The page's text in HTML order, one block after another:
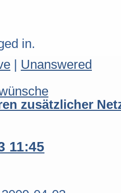
in.
Unanswered
zusätzlicher
11:45